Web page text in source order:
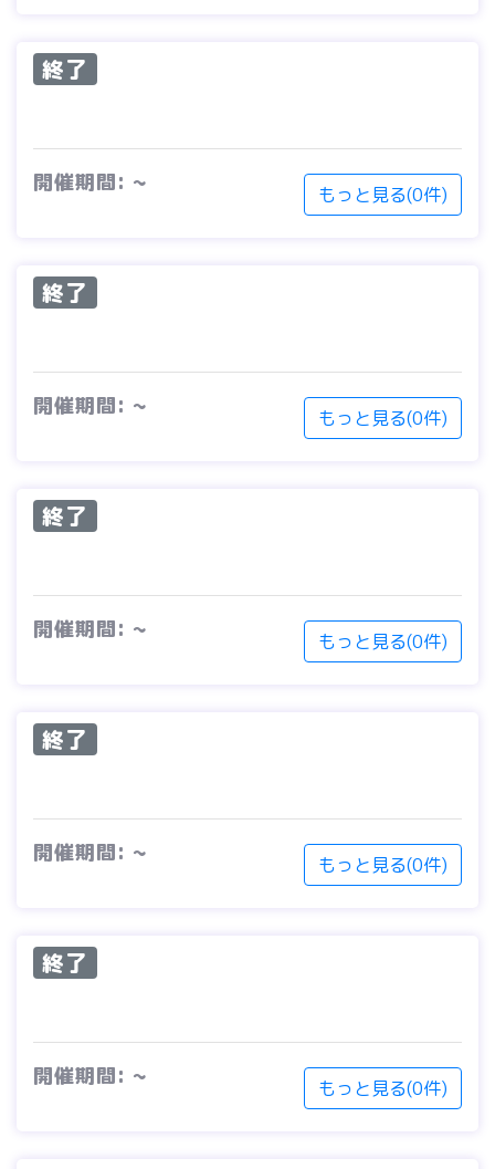
終了
開催期間: ~ もっと見る(0件)
終了
開催期間: ~ もっと見る(0件)
終了
開催期間: ~ もっと見る(0件)
終了
開催期間: ~ もっと見る(0件)
終了
開催期間: ~ もっと見る(0件)